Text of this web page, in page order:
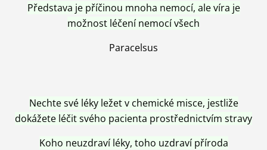
Představa je příčinou mnoha nemocí, ale víra je
možnost léčení nemocí všech
Paracelsus
Nechte své léky ležet v chemické misce, jestliže
dokážete léčit svého pacienta prostřednictvím stravy
Koho neuzdraví léky, toho uzdraví příroda